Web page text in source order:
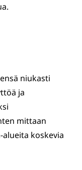
niukasti
ja
mittaan
koskevia